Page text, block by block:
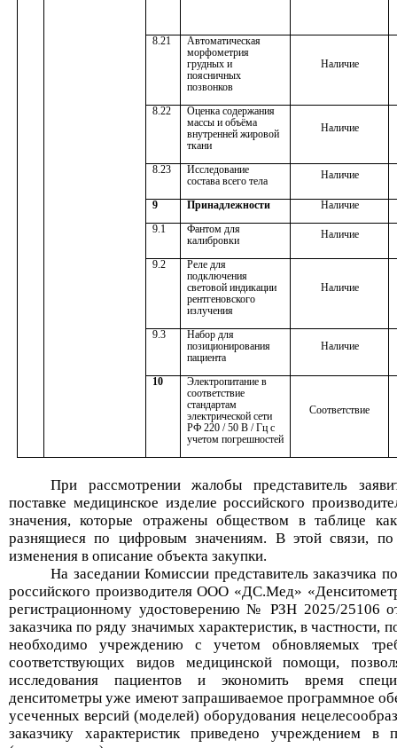
8.21
Автоматическая
морфометрия
грудных и
поясничных
позвонков
Наличие
8.22
Оценка содержания
массы и объёма
внутренней жировой
ткани
Наличие
8.23
Исследование
состава всего тела
Наличие
9 Принадлежности
Наличие
9.1
Фантом для
калибровки
Наличие
9.2
Реле для
подключения
световой индикации
рентгеновского
излучения
Наличие
9.3
Набор для
позиционирования
пациента
Наличие
10
Электропитание в
соответствие
стандартам
электрической сети
РФ 220 / 50 В / Гц с
учетом погрешностей
Соответствие
При рассмотрении жалобы представитель
поставке медицинское изделие российского
значения, которые отраженыобществом в таблице
разнящиеся по цифровым значениям. В этой связи, по
изменения в описание объекта закупки.
На заседании Комиссии представитель заказчика
российского производителяООО «ДС.Мед» «
регистрационному удостоверению № РЗН 2025/25106
заказчика поряду значимых характеристик, в частности,
необходимо учреждению с учетом обновляемых
соответствующих видов медицинской помощи,
исследования пациентови экономить время
денситометры уже имеют запрашиваемое программное
усеченных версий (моделей) оборудования
заказчику характеристик приведено учреждениемв